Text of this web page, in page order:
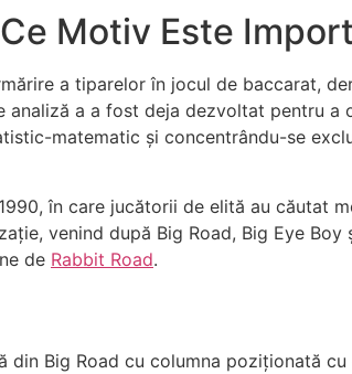
Motiv Este
a tiparelor în jocul de baccarat,
analiză a a fost deja dezvoltat pentru a
matematic și concentrându-se
în care jucătorii de elită au căutat
venind după Big Road, Big Eye Boy
de Rabbit Road.
Big Road cu columna poziționată